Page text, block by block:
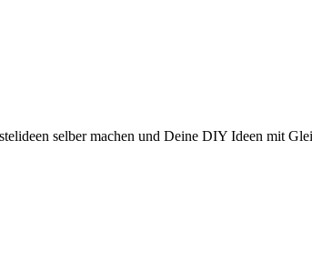
selber machen und Deine DIY Ideen mit